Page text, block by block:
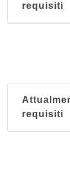
requisiti
requisiti